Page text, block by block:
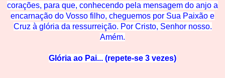
corações, para que, conhecendo pela mensagem do anjo a
encarnação do Vosso filho, cheguemos por Sua Paixão e
Cruz à glória da ressurreição. Por Cristo, Senhor nosso.
Amém.
Glória ao Pai... (repete-se 3 vezes)